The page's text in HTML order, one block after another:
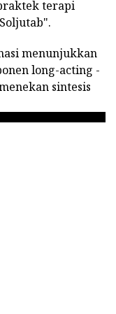
terapi
menunjukkan
long-acting -
sintesis